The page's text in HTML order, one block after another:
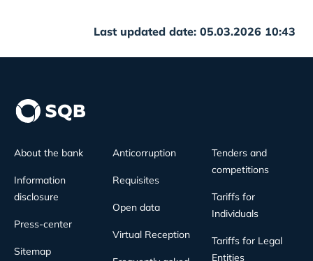
Last updated date: 05.03.2026 10:43
About the bank
Information
disclosure
Press-center
Sitemap
Anticorruption
Requisites
Open data
Virtual Reception
Tenders and
competitions
Tariffs for
Individuals
Tariffs for Legal
Entities